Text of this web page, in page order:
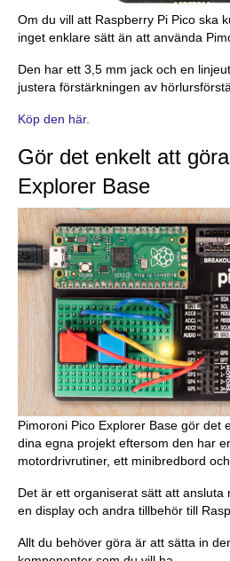
Om du vill att Raspberry Pi Pico ska
inget enklare sätt än att använda
Den har ett 3,5 mm jack och en
justera förstärkningen av
Köp den här.
Gör det enkelt att
Explorer Base
Pimoroni Pico Explorer Base gör det
dina egna projekt eftersom den har
motordrivrutiner, ett minibredbord
Det är ett organiserat sätt att ansluta
en display och andra tillbehör till
Allt du behöver göra är att sätta in